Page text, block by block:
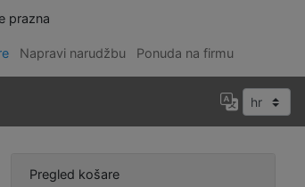
prazna
Napravi narudžbu Ponuda na firmu
Pregled košare